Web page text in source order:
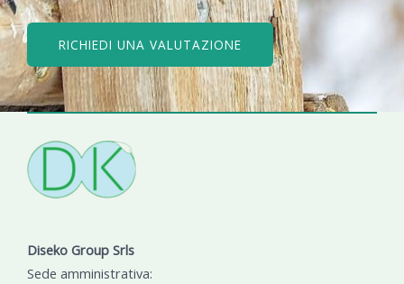
RICHIEDI UNA VALUTAZIONE
Diseko Group Srls
Sede amministrativa: